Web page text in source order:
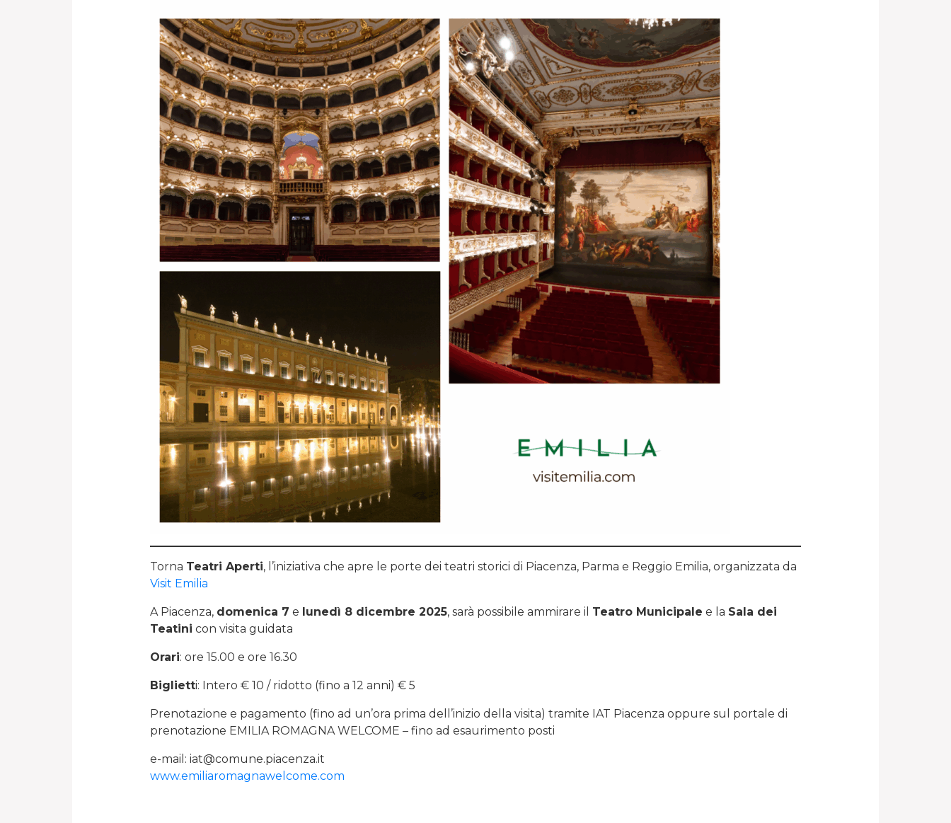
Torna Teatri Aperti, l’iniziativa che apre le porte dei teatri storici di Piacenza, Parma e Reggio Emilia, organizzata da
Visit Emilia
A Piacenza, domenica 7 e lunedì 8 dicembre 2025, sarà possibile ammirare il Teatro Municipale e la Sala dei
Teatini con visita guidata
Orari: ore 15.00 e ore 16.30
Biglietti: Intero € 10 / ridotto (fino a 12 anni) € 5
Prenotazione e pagamento (fino ad un’ora prima dell’inizio della visita) tramite IAT Piacenza oppure sul portale di
prenotazione EMILIA ROMAGNA WELCOME – fino ad esaurimento posti
e-mail: iat@comune.piacenza.it
www.emiliaromagnawelcome.com